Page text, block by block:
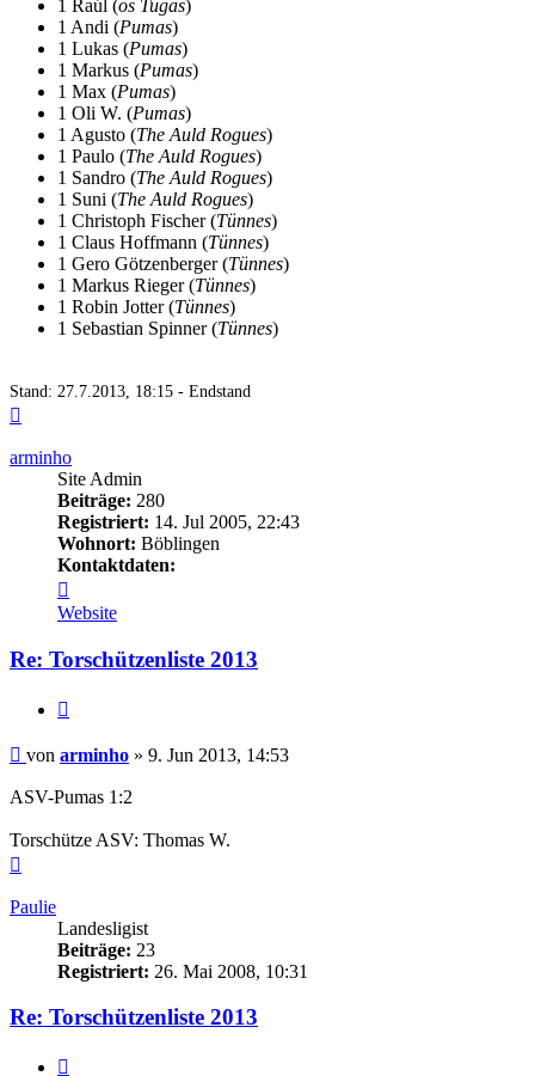
1 Raúl (os Tugas)
1 Andi (Pumas)
1 Lukas (Pumas)
1 Markus (Pumas)
1 Max (Pumas)
1 Oli W. (Pumas)
1 Agusto (The Auld Rogues)
1 Paulo (The Auld Rogues)
1 Sandro (The Auld Rogues)
1 Suni (The Auld Rogues)
1 Christoph Fischer (Tünnes)
1 Claus Hoffmann (Tünnes)
1 Gero Götzenberger (Tünnes)
1 Markus Rieger (Tünnes)
1 Robin Jotter (Tünnes)
1 Sebastian Spinner (Tünnes)
Stand: 27.7.2013, 18:15 - Endstand
arminho
Site Admin
Beiträge: 280
Registriert: 14. Jul 2005, 22:43
Wohnort: Böblingen
Kontaktdaten:
von
arminho
Website
Re: Torschützenliste 2013
Beitrag
von arminho » 9. Jun 2013, 14:53
ASV-Pumas 1:2
Torschütze ASV: Thomas W.
Paulie
Landesligist
Beiträge: 23
Registriert: 26. Mai 2008, 10:31
Re: Torschützenliste 2013